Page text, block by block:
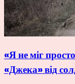
«Я не міг
«Джека» від